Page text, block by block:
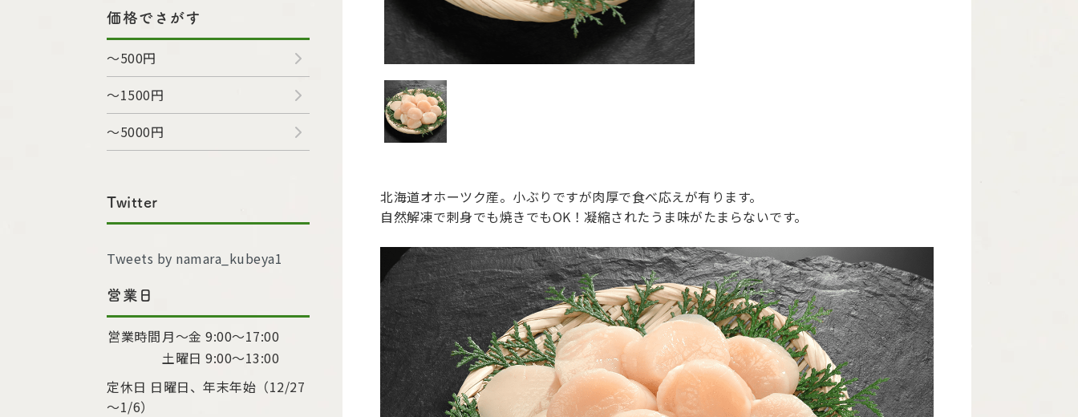
北海道オホーツク産。小ぶりですが肉厚で食べ応えが有ります。
自然解凍で刺身でも焼きでもOK！凝縮されたうま味がたまらないです。
価格でさがす
～500円
～1500円
～5000円
Twitter
Tweets by namara_kubeya1
営業日
営業時間 月～金 9:00〜17:00
土曜日 9:00〜13:00
定休日 日曜日、年末年始（12/27
～1/6）